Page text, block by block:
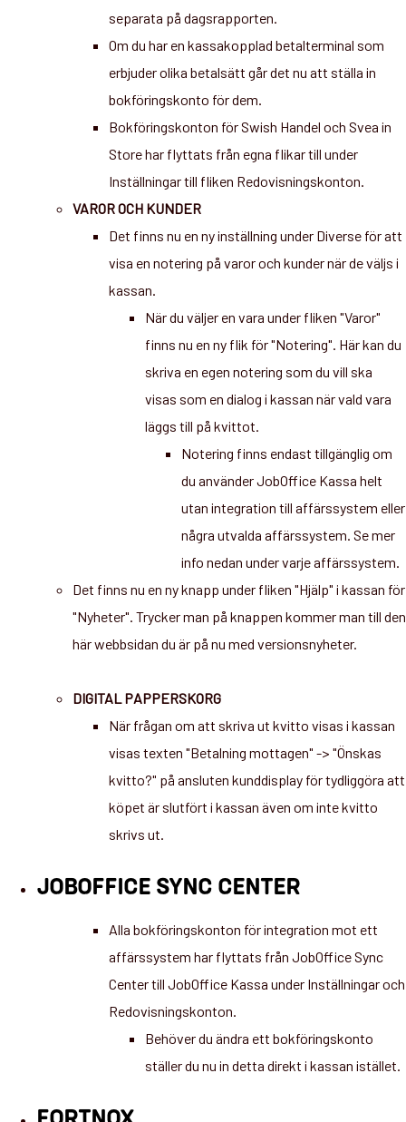
separata på dagsrapporten.
Om du har en kassakopplad betalterminal som
erbjuder olika betalsätt går det nu att ställa in
bokföringskonto för dem.
Bokföringskonton för Swish Handel och Svea in
Store har flyttats från egna flikar till under
Inställningar till fliken Redovisningskonton.
VAROR OCH KUNDER
Det finns nu en ny inställning under Diverse för att
visa en notering på varor och kunder när de väljs i
kassan.
När du väljer en vara under fliken "Varor"
finns nu en ny flik för "Notering". Här kan du
skriva en egen notering som du vill ska
visas som en dialog i kassan när vald vara
läggs till på kvittot.
Notering finns endast tillgänglig om
du använder JobOffice Kassa helt
utan integration till affärssystem eller
några utvalda affärssystem. Se mer
info nedan under varje affärssystem.
Det finns nu en ny knapp under fliken "Hjälp" i kassan för
"Nyheter". Trycker man på knappen kommer man till den
här webbsidan du är på nu med versionsnyheter.
DIGITAL PAPPERSKORG
När frågan om att skriva ut kvitto visas i kassan
visas texten "Betalning mottagen" -> "Önskas
kvitto?" på ansluten kunddisplay för tydliggöra att
köpet är slutfört i kassan även om inte kvitto
skrivs ut.
JOBOFFICE SYNC CENTER
Alla bokföringskonton för integration mot ett
affärssystem har flyttats från JobOffice Sync
Center till JobOffice Kassa under Inställningar och
Redovisningskonton.
Behöver du ändra ett bokföringskonto
ställer du nu in detta direkt i kassan istället.